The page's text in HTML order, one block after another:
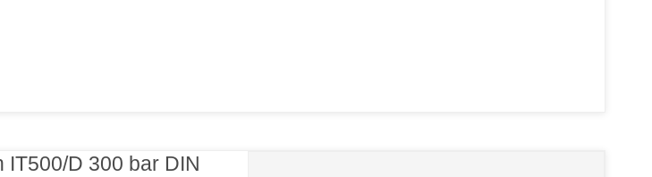
IT500/D 300 bar DIN